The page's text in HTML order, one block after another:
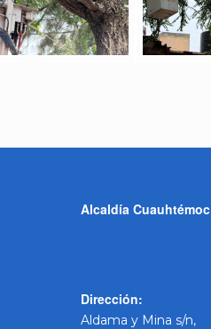
Alcaldía Cuauhtémoc
Dirección:
Aldama y Mina s/n,